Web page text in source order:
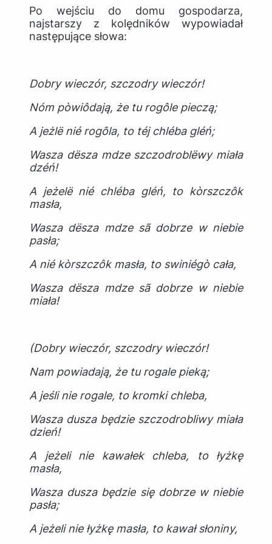
Po wejściu do domu gospodarza,
najstarszy z kolędników wypowiadał
następujące słowa:
Dobry wieczór, szczodry wieczór!
Nóm pòwiôdają, że tu rogôle pieczą;
A jeżlëniérogôla, to téj chléba gléń;
Wasza dësza mdze szczodroblëwy miała
dzéń!
A jeżelëniéchléba gléń, to kòrszczôk
masła,
Wasza dësza mdze sãdobrze w niebie
pasła;
A niékòrszczôk masła, to swiniégòcała,
Wasza dësza mdze sãdobrze w niebie
miała!
(Dobry wieczór, szczodry wieczór!
Nam powiadają, że tu rogale pieką;
A jeśli nie rogale, to kromki chleba,
Wasza dusza będzie szczodrobliwy miała
dzień!
A jeżeli nie kawałek chleba, to łyżkę
masła,
Wasza dusza będzie się dobrze w niebie
pasła;
A jeżeli nie łyżkę masła, to kawał słoniny,